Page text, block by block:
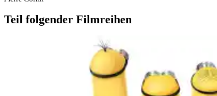
Teil folgender Filmreihen